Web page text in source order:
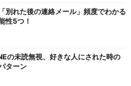
別れた後の連絡メール」頻度でわかる
性5つ！
の未読無視、好きな人にされた時の
ターン